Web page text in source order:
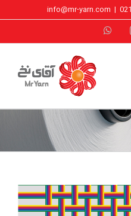
|
info@mr-yarn.com
Instagram
WhatsApp